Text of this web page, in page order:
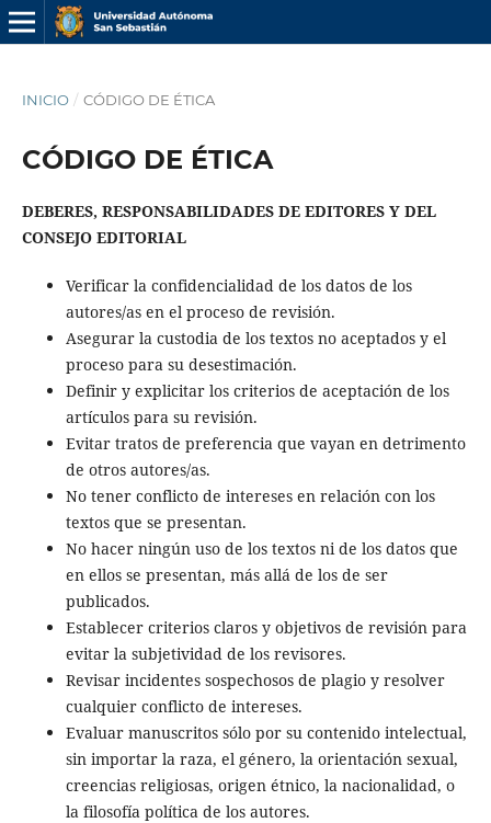
INICIO / CÓDIGO DE ÉTICA
CÓDIGO DE ÉTICA
DEBERES, RESPONSABILIDADES DE EDITORES Y DEL
CONSEJO EDITORIAL
Verificar la confidencialidad de los datos de los
autores/as en el proceso de revisión.
Asegurar la custodia de los textos no aceptados y el
proceso para su desestimación.
Definir y explicitar los criterios de aceptación de los
artículos para su revisión.
Evitar tratos de preferencia que vayan en detrimento
de otros autores/as.
No tener conflicto de intereses en relación con los
textos que se presentan.
No hacer ningún uso de los textos ni de los datos que
en ellos se presentan, más allá de los de ser
publicados.
Establecer criterios claros y objetivos de revisión para
evitar la subjetividad de los revisores.
Revisar incidentes sospechosos de plagio y resolver
cualquier conflicto de intereses.
Evaluar manuscritos sólo por su contenido intelectual,
sin importar la raza, el género, la orientación sexual,
creencias religiosas, origen étnico, la nacionalidad, o
la filosofía política de los autores.